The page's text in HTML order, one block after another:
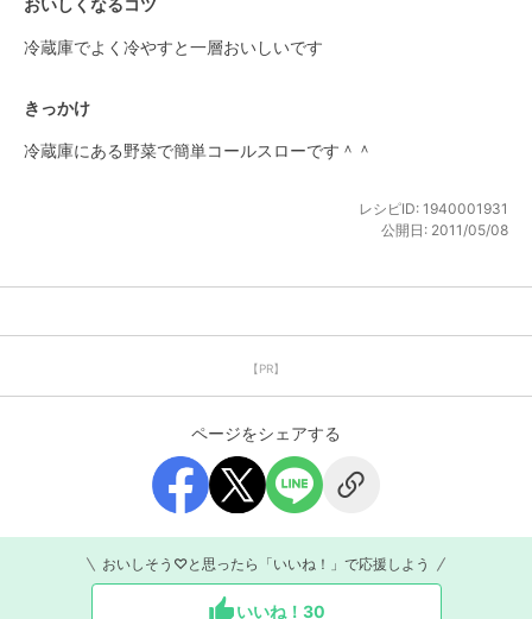
おいしくなるコツ
冷蔵庫でよく冷やすと一層おいしいです
きっかけ
冷蔵庫にある野菜で簡単コールスローです＾＾
レシピID: 1940001931
公開日: 2011/05/08
【PR】
ページをシェアする
おいしそう♡と思ったら「いいね！」で応援しよう
いいね！ 30